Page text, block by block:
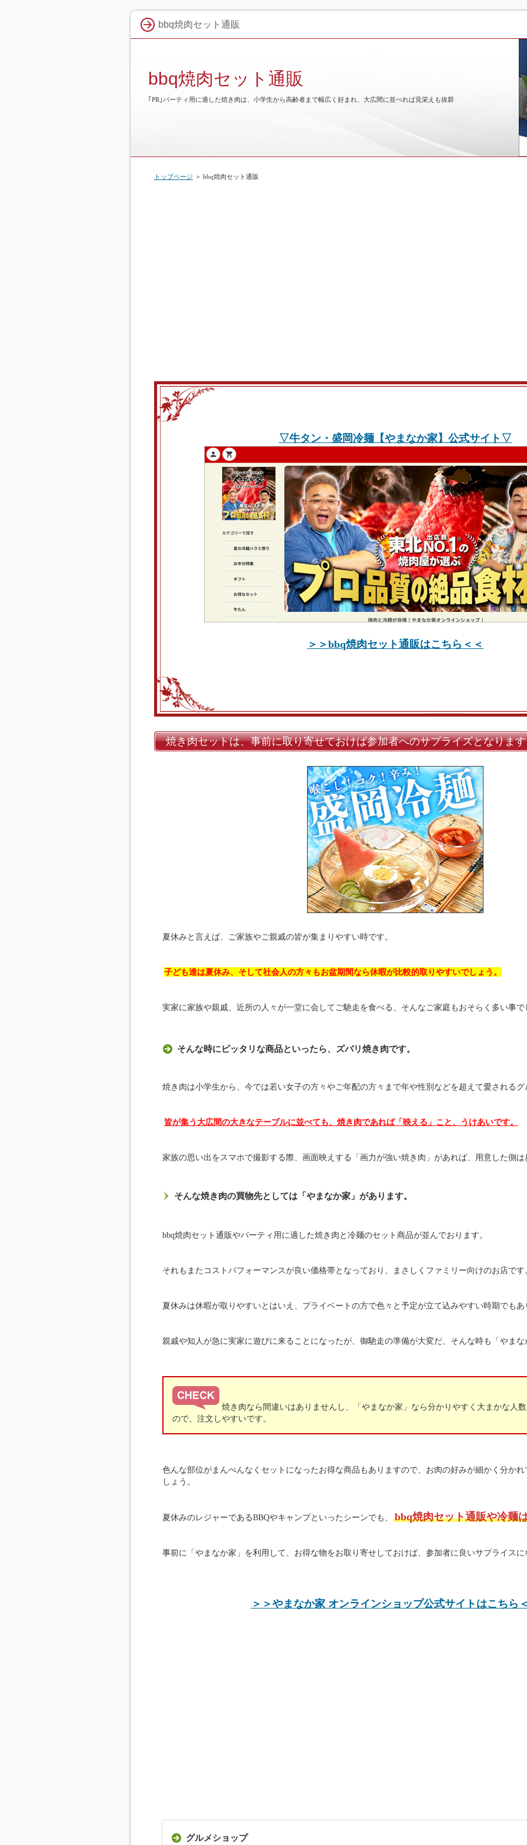
bbq焼肉セット通販
bbq焼肉セット通販
｢PR｣パーティ用に適した焼き肉は、小学生から高齢者まで幅広く好まれ、大広間に並べれば見栄えも抜群
トップページ ＞ bbq焼肉セット通販
▽牛タン・盛岡冷麺【やまなか家】公式サイト▽
＞＞bbq焼肉セット通販はこちら＜＜
焼き肉セットは、事前に取り寄せておけば参加者へのサプライズとなります
夏休みと言えば、ご家族やご親戚の皆が集まりやすい時です。
子ども達は夏休み、そして社会人の方々もお盆期間なら休暇が比較的取りやすいでしょう。
実家に家族や親戚、近所の人々が一堂に会してご馳走を食べる、そんなご家庭もおそらく多い事で
そんな時にピッタリな商品といったら、ズバリ焼き肉です。
焼き肉は小学生から、今では若い女子の方々やご年配の方々まで年や性別などを超えて愛される
皆が集う大広間の大きなテーブルに並べても、焼き肉であれば「映える」こと、うけあいです。
家族の思い出をスマホで撮影する際、画面映えする「画力が強い焼き肉」があれば、用意した側
そんな焼き肉の買物先としては「やまなか家」があります。
bbq焼肉セット通販やパーティ用に適した焼き肉と冷麺のセット商品が並んでおります。
それもまたコストパフォーマンスが良い価格帯となっており、まさしくファミリー向けのお店です
夏休みは休暇が取りやすいとはいえ、プライベートの方で色々と予定が立て込みやすい時期でもあ
親戚や知人が急に実家に遊びに来ることになったが、御馳走の準備が大変だ、そんな時も「やま
焼き肉なら間違いはありませんし、「やまなか家」なら分かりやすく大まかな人
ので、注文しやすいです。
色んな部位がまんべんなくセットになったお得な商品もありますので、お肉の好みが細かく分か
しょう。
夏休みのレジャーであるBBQやキャンプといったシーンでも、 bbq焼肉セット通販や冷麺
事前に「やまなか家」を利用して、お得な物をお取り寄せしておけば、参加者に良いサプライス
＞＞やまなか家 オンラインショップ公式サイトはこちら
グルメショップ